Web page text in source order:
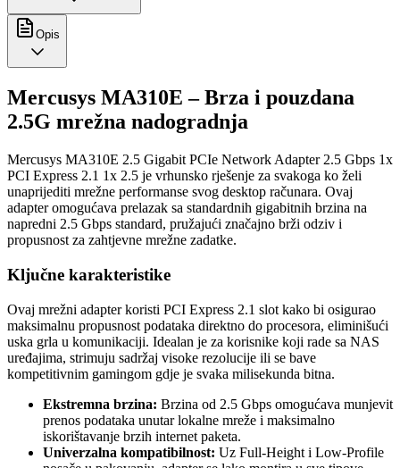
Opis
Mercusys MA310E – Brza i pouzdana
2.5G mrežna nadogradnja
Mercusys MA310E 2.5 Gigabit PCIe Network Adapter 2.5 Gbps 1x
PCI Express 2.1 1x 2.5 je vrhunsko rješenje za svakoga ko želi
unaprijediti mrežne performanse svog desktop računara. Ovaj
adapter omogućava prelazak sa standardnih gigabitnih brzina na
napredni 2.5 Gbps standard, pružajući značajno brži odziv i
propusnost za zahtjevne mrežne zadatke.
Ključne karakteristike
Ovaj mrežni adapter koristi PCI Express 2.1 slot kako bi osigurao
maksimalnu propusnost podataka direktno do procesora, eliminišući
uska grla u komunikaciji. Idealan je za korisnike koji rade sa NAS
uređajima, strimuju sadržaj visoke rezolucije ili se bave
kompetitivnim gamingom gdje je svaka milisekunda bitna.
Ekstremna brzina: Brzina od 2.5 Gbps omogućava munjevit
prenos podataka unutar lokalne mreže i maksimalno
iskorištavanje brzih internet paketa.
Univerzalna kompatibilnost: Uz Full-Height i Low-Profile